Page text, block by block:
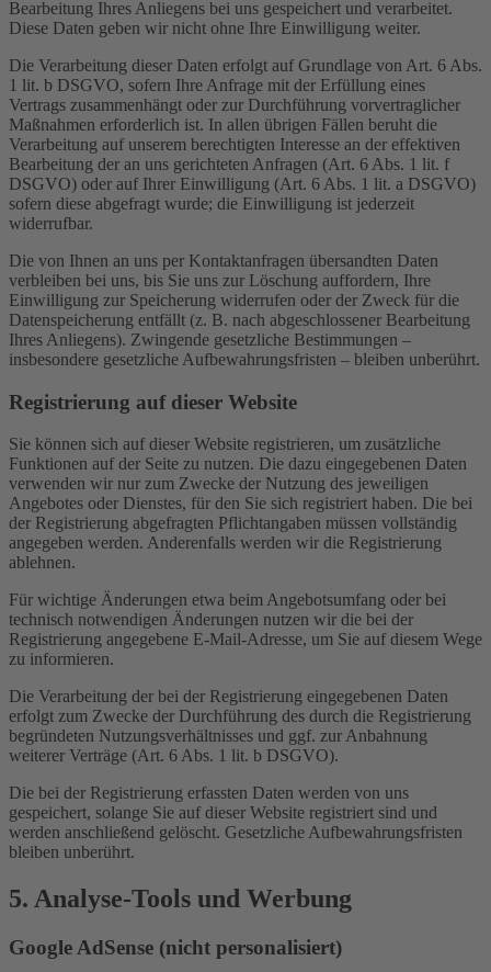
Bearbeitung Ihres Anliegens bei uns gespeichert und verarbeitet.
Diese Daten geben wir nicht ohne Ihre Einwilligung weiter.
Die Verarbeitung dieser Daten erfolgt auf Grundlage von Art. 6 Abs.
1 lit. b DSGVO, sofern Ihre Anfrage mit der Erfüllung eines
Vertrags zusammenhängt oder zur Durchführung vorvertraglicher
Maßnahmen erforderlich ist. In allen übrigen Fällen beruht die
Verarbeitung auf unserem berechtigten Interesse an der effektiven
Bearbeitung der an uns gerichteten Anfragen (Art. 6 Abs. 1 lit. f
DSGVO) oder auf Ihrer Einwilligung (Art. 6 Abs. 1 lit. a DSGVO)
sofern diese abgefragt wurde; die Einwilligung ist jederzeit
widerrufbar.
Die von Ihnen an uns per Kontaktanfragen übersandten Daten
verbleiben bei uns, bis Sie uns zur Löschung auffordern, Ihre
Einwilligung zur Speicherung widerrufen oder der Zweck für die
Datenspeicherung entfällt (z. B. nach abgeschlossener Bearbeitung
Ihres Anliegens). Zwingende gesetzliche Bestimmungen –
insbesondere gesetzliche Aufbewahrungsfristen – bleiben unberührt.
Registrierung auf dieser Website
Sie können sich auf dieser Website registrieren, um zusätzliche
Funktionen auf der Seite zu nutzen. Die dazu eingegebenen Daten
verwenden wir nur zum Zwecke der Nutzung des jeweiligen
Angebotes oder Dienstes, für den Sie sich registriert haben. Die bei
der Registrierung abgefragten Pflichtangaben müssen vollständig
angegeben werden. Anderenfalls werden wir die Registrierung
ablehnen.
Für wichtige Änderungen etwa beim Angebotsumfang oder bei
technisch notwendigen Änderungen nutzen wir die bei der
Registrierung angegebene E-Mail-Adresse, um Sie auf diesem Wege
zu informieren.
Die Verarbeitung der bei der Registrierung eingegebenen Daten
erfolgt zum Zwecke der Durchführung des durch die Registrierung
begründeten Nutzungsverhältnisses und ggf. zur Anbahnung
weiterer Verträge (Art. 6 Abs. 1 lit. b DSGVO).
Die bei der Registrierung erfassten Daten werden von uns
gespeichert, solange Sie auf dieser Website registriert sind und
werden anschließend gelöscht. Gesetzliche Aufbewahrungsfristen
bleiben unberührt.
5. Analyse-Tools und Werbung
Google AdSense (nicht personalisiert)